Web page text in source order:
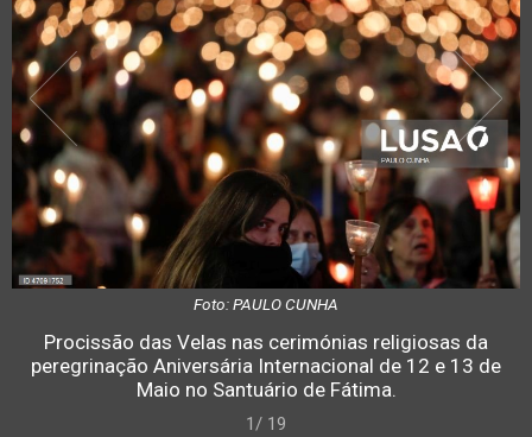
Foto: PAULO CUNHA
Procissão das Velas nas cerimónias religiosas da
peregrinação Aniversária Internacional de 12 e 13 de
Maio no Santuário de Fátima.
1/ 19